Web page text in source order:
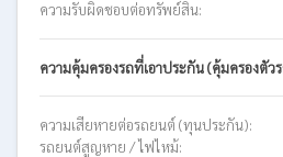
ความรับผิดชอบต่อทรัพย์สิน:
ความคุ้มครองรถที่เอาประกัน (คุ้มครองตัวร
ความเสียหายต่อรถยนต์ (ทุนประกัน):
รถยนต์สูญหาย / ไฟไหม้: